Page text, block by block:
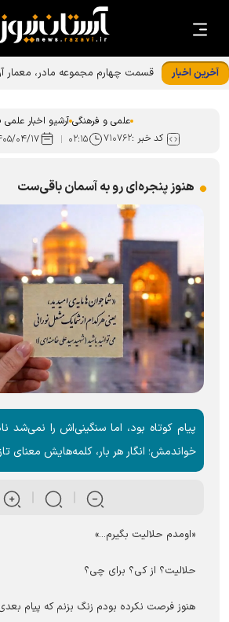
آخرین اخبار
علمی و فرهنگی آرشیو اخبار
کد خبر :۷۱۰۷۶۲ ۰۲:۱۵ ۱۴۰۵/۰۴/
هنوز پنجره‌ای رو به آسمان باقی‌ست
پیام کوتاه بود، اما سنگینی‌اش را نمی‌شد
خواندمش؛ انگار هر بار، کلمه‌هایش معنای
«اومدم حلالیت بگیرم...»
حلالیت؟ از کی؟ برای چی؟
هنوز فرصت نکرده بودم زنگ بزنم که پیام